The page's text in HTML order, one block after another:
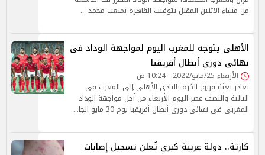
من مساء الاثنين المقبل بتوقيت القاهرة بملعب محمد …
الأهلى يتوجه للمغرب اليوم لمواجهة الوداد فى
نهائى دوري أبطال أفريقيا
الأربعاء 25/مايو/2022 - 10:24 ص
تغادر بعثة فريق الكرة بالنادى الأهلى إلى المغرب فى
الثالثة والنصف عصر اليوم الأربعاء من أجل مواجهة الوداد
المغربى فى نهائى دورى أبطال أفريقيا يوم 30 مايو الجا…
كارثة.. دولة عربية كبري تُعلن تسجيل إصابات